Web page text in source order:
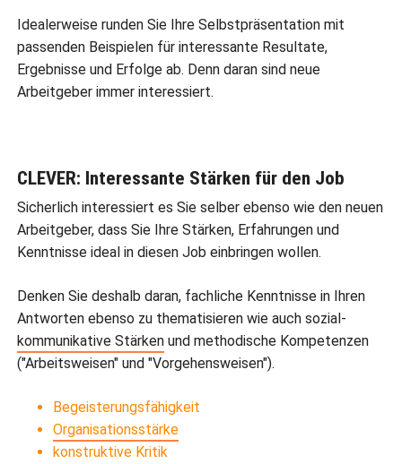
Idealerweise runden Sie Ihre Selbstpräsentation mit
passenden Beispielen für interessante Resultate,
Ergebnisse und Erfolge ab. Denn daran sind neue
Arbeitgeber immer interessiert.
CLEVER: Interessante Stärken für den Job
Sicherlich interessiert es Sie selber ebenso wie den neuen
Arbeitgeber, dass Sie Ihre Stärken, Erfahrungen und
Kenntnisse ideal in diesen Job einbringen wollen.
Denken Sie deshalb daran, fachliche Kenntnisse in Ihren
Antworten ebenso zu thematisieren wie auch sozial-
kommunikative Stärkenund methodische Kompetenzen
("Arbeitsweisen" und "Vorgehensweisen").
Begeisterungsfähigkeit
Organisationsstärke
konstruktive Kritik